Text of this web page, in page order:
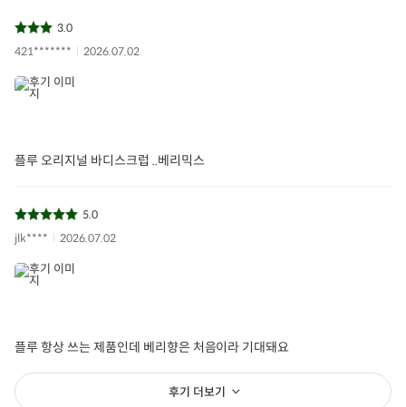
3.0
421*******
2026.07.02
플루 오리지널 바디스크럽 ..베리믹스
5.0
jlk****
2026.07.02
플루 항상 쓰는 제품인데 베리향은 처음이라 기대돼요
후기 더보기